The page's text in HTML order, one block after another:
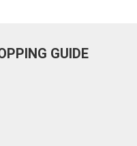
カートへ進むGUIDE